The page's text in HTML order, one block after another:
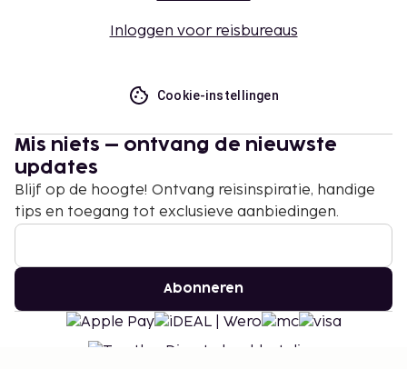
Inloggen voor reisbureaus
Cookie-instellingen
Mis niets – ontvang de nieuwste
updates
Blijf op de hoogte! Ontvang reisinspiratie, handige
tips en toegang tot exclusieve aanbiedingen.
Abonneren